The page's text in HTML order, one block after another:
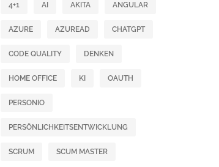
4+1 AI AKITA ANGULAR
AZURE AZUREAD CHATGPT
CODE QUALITY DENKEN
HOME OFFICE KI OAUTH
PERSONIO
PERSÖNLICHKEITSENTWICKLUNG
SCRUM SCUM MASTER